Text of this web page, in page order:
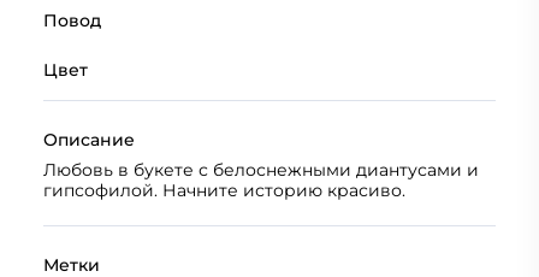
Повод
Цвет
Описание
Любовь в букете с белоснежными диантусами и
гипсофилой. Начните историю красиво.
Метки